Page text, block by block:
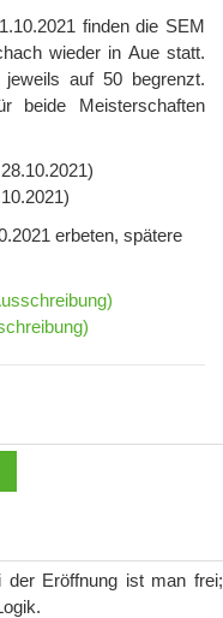
finden die SEM
wieder in Aue statt.
jeweils auf 50 begrenzt.
beide Meisterschaften
erbeten, spätere
der Eröffnung ist man frei;